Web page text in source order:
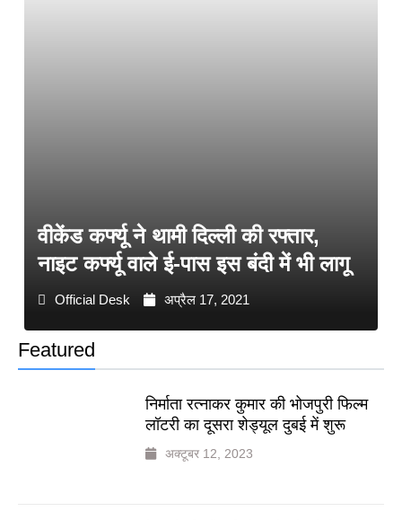
Featured
निर्माता रत्नाकर कुमार की भोजपुरी फिल्म
लॉटरी का दूसरा शेड्यूल दुबई में शुरू
अक्टूबर 12, 2023
वीकेंड कर्फ्यू ने थामी दिल्ली की रफ्तार,
नाइट कर्फ्यू वाले ई-पास इस बंदी में भी लागू
Official Desk अप्रैल 17, 2021